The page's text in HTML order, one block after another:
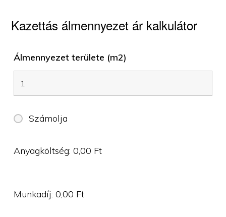
Kazettás álmennyezet ár kalkulátor
Álmennyezet területe (m2)
Számolja
Anyagköltség:0,00 Ft
Munkadíj:0,00 Ft